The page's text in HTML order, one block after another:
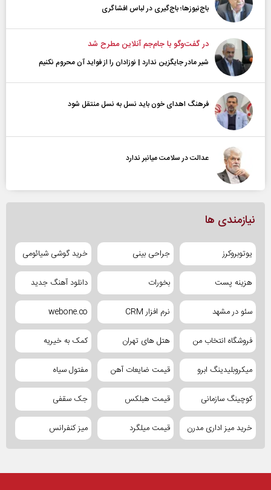
باج‌نیوزها؛ باج‌گیری در لباس افشاگری
در گفت‌و‌گو با جام‌جم آنلاین مطرح شد
شیر مادر جایگزین ندارد | نوزادان را از فواید آن محروم نکنیم
فرهنگ اهدای خون باید نسل به نسل منتقل شود
عدالت در سلامت میانبر ندارد
نیازمندی ها
یوتوبروکرز جراحی بینی خرید گوشی شیائومی
هزینه پست بخورات دانلود آهنگ جدید
سئو در مشهد نرم افزار CRM webone.co
فروشگاه انتخاب من هتل های تهران کمک به خیریه
میکروبلیدینگ ابرو قیمت ضایعات آهن مفتول سیاه
کوچینگ سازمانی قیمت هبلکس جک سقفی
خرید میز اداری مدرن قیمت میلگرد میز کنفرانس